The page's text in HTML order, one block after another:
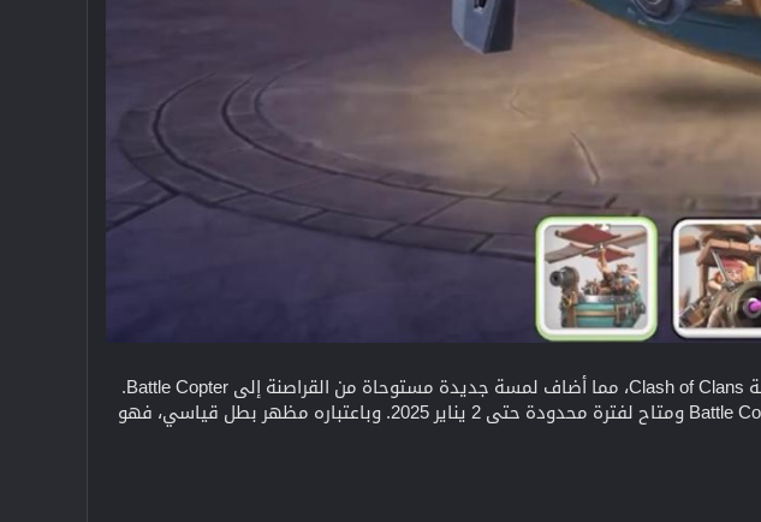
أطلقت شركة Supercell رسميًا مظهر Battle Copter Boat Hero Skin في لعبة Clash of Clans، مما أضاف لمسة جديدة مستوحاة من القراصنة إلى Battle Copter.
تم إصدار هذا المظهر في 16 ديسمبر 2024، وهو المظهر الثالث لمركبة Battle Copter ومتاح لفترة محدودة حتى 2 يناير 2025. وباعتباره مظهر بطل قياسي، فهو